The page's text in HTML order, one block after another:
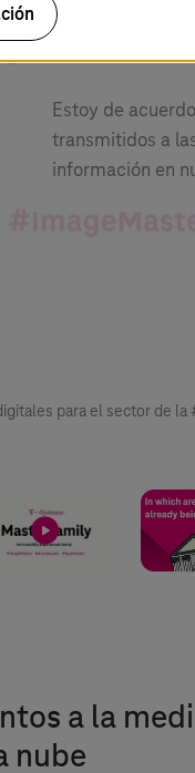
Estoy de
transmitidos a
información en
para el sector de
a la
nube